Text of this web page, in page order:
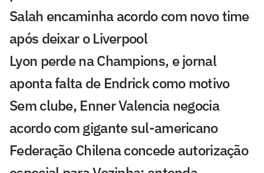
Salah encaminha acordo com novo time
após deixar o Liverpool
Lyon perde na Champions, e jornal
aponta falta de Endrick como motivo
Sem clube, Enner Valencia negocia
acordo com gigante sul-americano
Federação Chilena concede autorização